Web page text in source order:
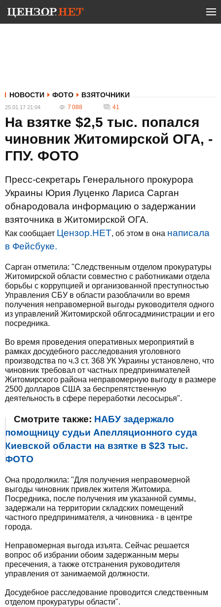
НОВОСТИ ФОТО ВЗЯТОЧНИКИ
25.01.17 21:04 7 088 41
На взятке $2,5 тыс. попался
чиновник Житомирской ОГА, -
ГПУ. ФОТО
Пресс-секретарь Генерального прокурора
Украины Юрия Луценко Лариса Сарган
обнародовала информацию о задержании
взяточника в Житомирской ОГА.
Как сообщает Цензор.НЕТ, об этом в она написала
в Фейсбуке.
Сарган отметила: "Следственным отделом прокуратуры
Житомирской области совместно с работниками отдела
борьбы с коррупцией и организованной преступностью
Управления СБУ в области разоблачили во время
получения неправомерной выгоды руководителя одного
из управлений Житомирской облгосадминистрации и его
посредника.
Во время проведения оперативных мероприятий в
рамках досудебного расследования уголовного
производства по ч.3 ст. 368 УК Украины установлено, что
чиновник требовал от частных предпринимателей
Житомирского района неправомерную выгоду в размере
2500 долларов США за беспрепятственную
деятельность в сфере переработки лесосырья".
Смотрите также: НАБУ задержало
помощницу судьи Апелляционного суда
Киевской области на взятке в $23 тыс.
ФОТО
Она продолжила: "Для получения неправомерной
выгоды чиновник привлек жителя Житомира.
Посредника, после получения им указанной суммы,
задержали на территории складских помещений
частного предпринимателя, а чиновника - в центре
города.
Неправомерная выгода изъята. Сейчас решается
вопрос об избрании обоим задержанным меры
пресечения, а также отстранения руководителя
управления от занимаемой должности.
Досудебное расследование проводится следственным
отделом прокуратуры области".